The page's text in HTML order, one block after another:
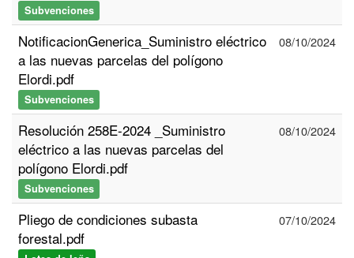
Subvenciones
NotificacionGenerica_Suministro eléctrico
a las nuevas parcelas del polígono
Elordi.pdf
Subvenciones
08/10/2024
Resolución 258E-2024 _Suministro
eléctrico a las nuevas parcelas del
polígono Elordi.pdf
Subvenciones
08/10/2024
Pliego de condiciones subasta
forestal.pdf
07/10/2024